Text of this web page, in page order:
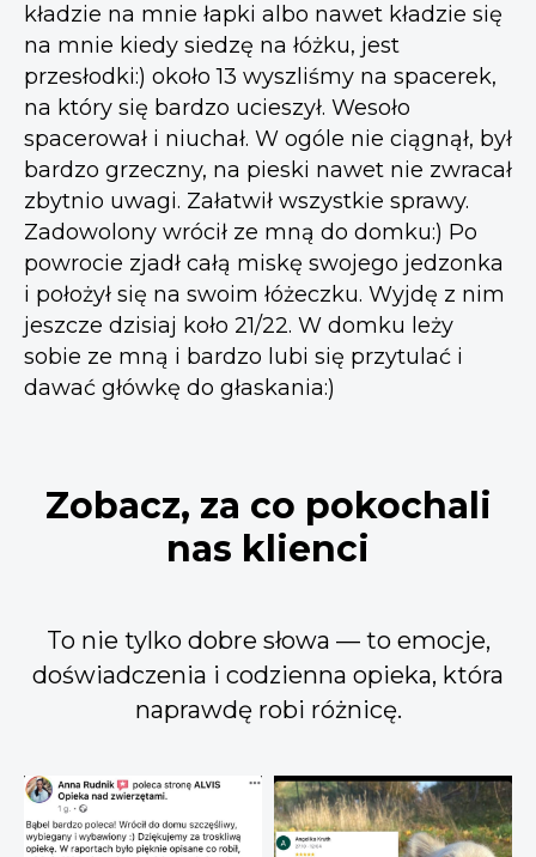
kładzie na mnie łapki albo nawet kładzie się
na mnie kiedy siedzę na łóżku, jest
przesłodki:) około 13 wyszliśmy na spacerek,
na który się bardzo ucieszył. Wesoło
spacerował i niuchał. W ogóle nie ciągnął, był
bardzo grzeczny, na pieski nawet nie zwracał
zbytnio uwagi. Załatwił wszystkie sprawy.
Zadowolony wrócił ze mną do domku:) Po
powrocie zjadł całą miskę swojego jedzonka
i położył się na swoim łóżeczku. Wyjdę z nim
jeszcze dzisiaj koło 21/22. W domku leży
sobie ze mną i bardzo lubi się przytulać i
dawać główkę do głaskania:)
Zobacz, za co pokochali
nas klienci
To nie tylko dobre słowa — to emocje,
doświadczenia i codzienna opieka, która
naprawdę robi różnicę.